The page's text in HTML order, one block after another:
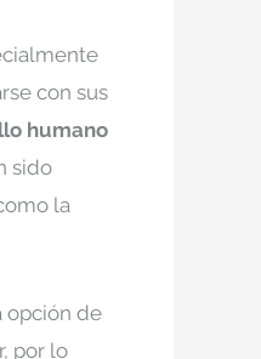
con sus
humano
sido
la
de
por lo